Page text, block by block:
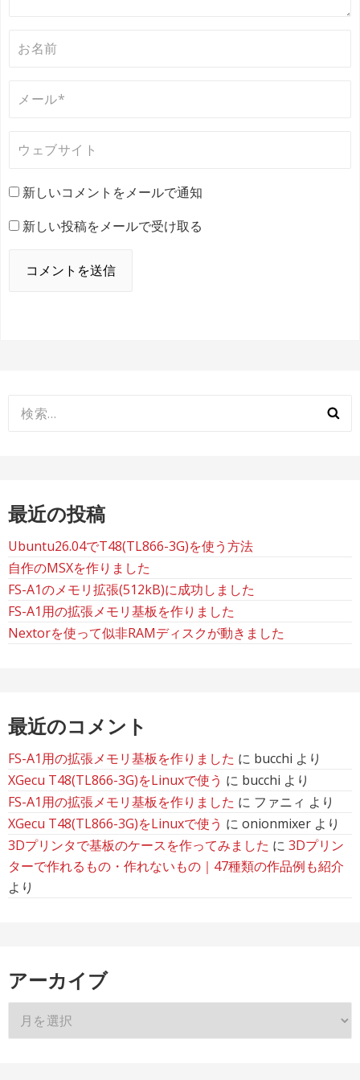
新しいコメントをメールで通知
新しい投稿をメールで受け取る
最近の投稿
Ubuntu26.04でT48(TL866-3G)を使う方法
自作のMSXを作りました
FS-A1のメモリ拡張(512kB)に成功しました
FS-A1用の拡張メモリ基板を作りました
Nextorを使って似非RAMディスクが動きました
最近のコメント
FS-A1用の拡張メモリ基板を作りました に bucchi より
XGecu T48(TL866-3G)をLinuxで使う に bucchi より
FS-A1用の拡張メモリ基板を作りました に ファニィ より
XGecu T48(TL866-3G)をLinuxで使う に onionmixer より
3Dプリンタで基板のケースを作ってみました に 3Dプリン
ターで作れるもの・作れないもの｜47種類の作品例も紹介
より
アーカイブ